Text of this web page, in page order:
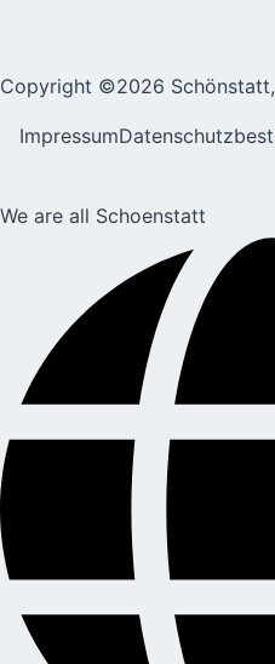
Copyright ©2026
Impressum
We are all Schoenstatt